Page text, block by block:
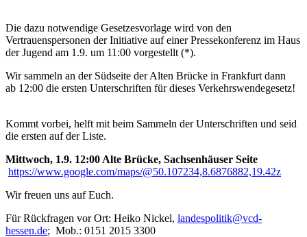
Die dazu notwendige Gesetzesvorlage wird von den
Vertrauenspersonen der Initiative auf einer Pressekonferenz im Haus
der Jugend am 1.9. um 11:00 vorgestellt (*).
Wir sammeln an der Südseite der Alten Brücke in Frankfurt dann
ab 12:00 die ersten Unterschriften für dieses Verkehrswendegesetz!
Kommt vorbei, helft mit beim Sammeln der Unterschriften und seid
die ersten auf der Liste.
Mittwoch, 1.9. 12:00 Alte Brücke, Sachsenhäuser Seite
https://www.google.com/maps/@50.107234,8.6876882,19.42z
Wir freuen uns auf Euch.
Für Rückfragen vor Ort: Heiko Nickel, landespolitik@vcd-
hessen.de; Mob.: 0151 2015 3300